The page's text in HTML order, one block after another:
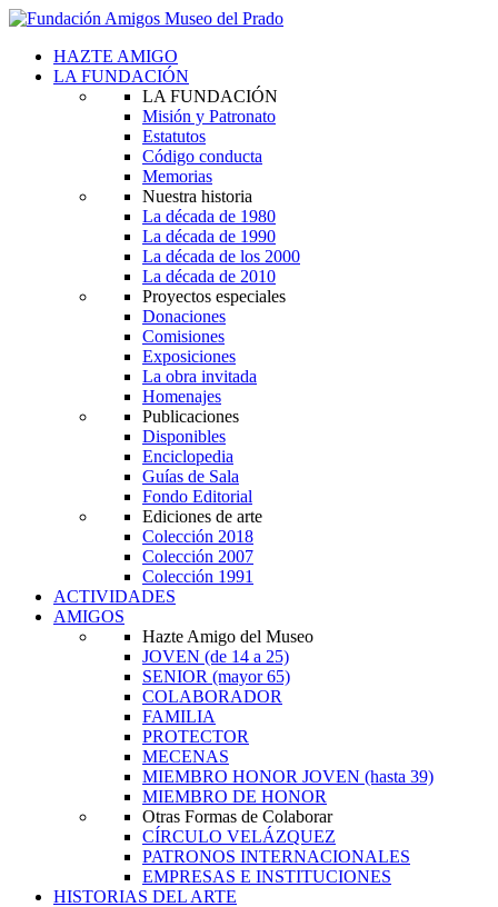
HAZTE AMIGO
LA FUNDACIÓN
LA FUNDACIÓN
Misión y Patronato
Estatutos
Código conducta
Memorias
Nuestra historia
La década de 1980
La década de 1990
La década de los 2000
La década de 2010
Proyectos especiales
Donaciones
Comisiones
Exposiciones
La obra invitada
Homenajes
Publicaciones
Disponibles
Enciclopedia
Guías de Sala
Fondo Editorial
Ediciones de arte
Colección 2018
Colección 2007
Colección 1991
ACTIVIDADES
AMIGOS
Hazte Amigo del Museo
JOVEN (de 14 a 25)
SENIOR (mayor 65)
COLABORADOR
FAMILIA
PROTECTOR
MECENAS
MIEMBRO HONOR JOVEN (hasta 39)
MIEMBRO DE HONOR
Otras Formas de Colaborar
CÍRCULO VELÁZQUEZ
PATRONOS INTERNACIONALES
EMPRESAS E INSTITUCIONES
HISTORIAS DEL ARTE